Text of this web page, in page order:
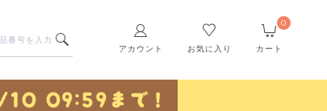
アカウント お気に入り カート
0